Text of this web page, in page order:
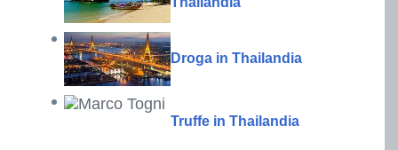
Droga in Thailandia
Truffe in Thailandia